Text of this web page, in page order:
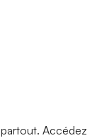
Accédez